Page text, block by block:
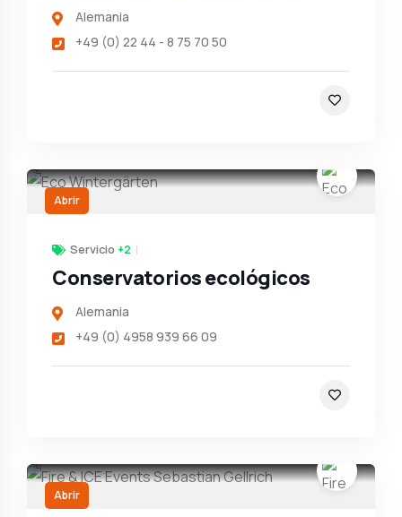
Alemania
+49 (0) 22 44 - 8 75 70 50
Abrir
Servicio +2
Conservatorios ecológicos
Alemania
+49 (0) 4958 939 66 09
Abrir